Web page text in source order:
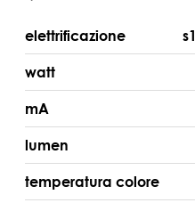
elettrificazione
watt
mA
lumen
temperatura colore